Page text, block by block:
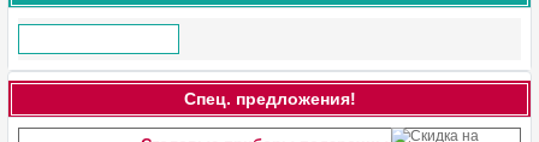
Спец. предложения!